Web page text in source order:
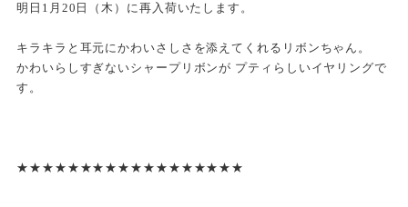
明日1月20日（木）に再入荷いたします。
キラキラと耳元にかわいさしさを添えてくれるリボンちゃん。
かわいらしすぎないシャープリボンが プティらしいイヤリングで
す。
★★★★★★★★★★★★★★★★★★